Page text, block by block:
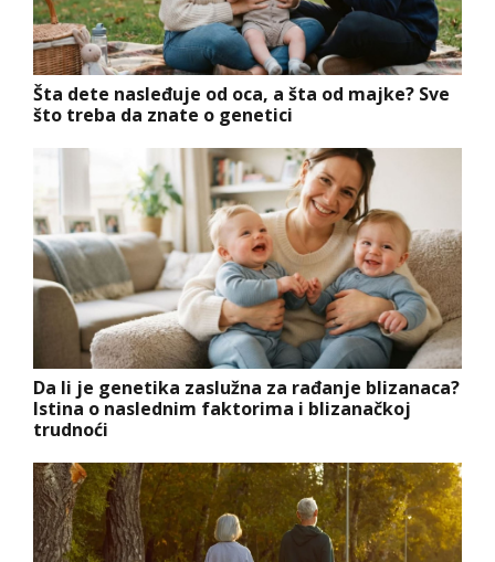
Šta dete nasleđuje od oca, a šta od majke? Sve
što treba da znate o genetici
Da li je genetika zaslužna za rađanje blizanaca?
Istina o naslednim faktorima i blizanačkoj
trudnoći